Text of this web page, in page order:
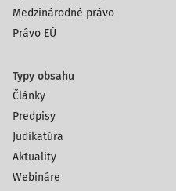
Medzinárodné právo
Právo EÚ
Typy obsahu
Články
Predpisy
Judikatúra
Aktuality
Webináre